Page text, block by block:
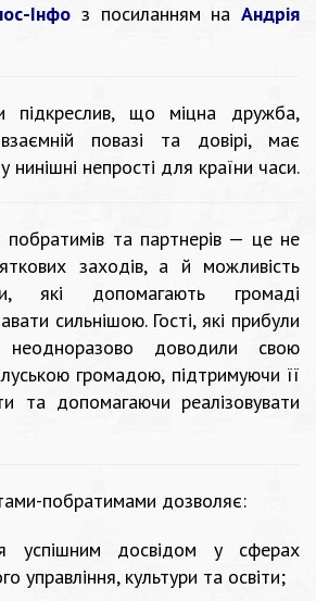
Інфо з посиланням наАндрія
підкреслив, що міцна дружба,
повазі та довірі, має
нинішні непрості для країни часи.
та партнерів — це не
заходів, а й можливість
які допомагають громаді
сильнішою. Гості, які прибули
неодноразово доводили свою
громадою, підтримуючи її
та допомагаючи реалізовувати
побратимами дозволяє:
успішним досвідом у сферах
управління, культури та освіти;